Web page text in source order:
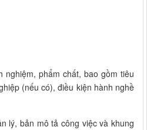
nghiệm, phẩm chất, bao gồm tiêu
(nếu có), điều kiện hành nghề
lý, bản mô tả công việc và khung